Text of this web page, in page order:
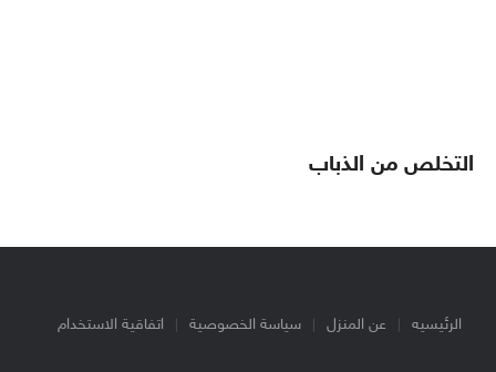
التخلص من الذباب
الرئيسيه عن المنزل سياسة الخصوصية اتفاقية الاستخدام